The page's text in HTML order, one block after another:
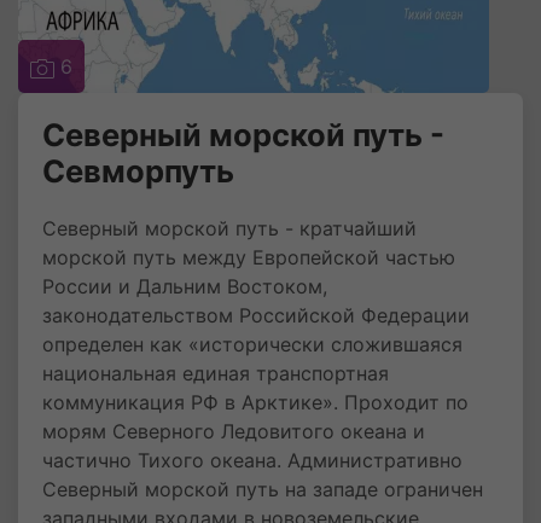
6
Северный морской путь -
Севморпуть
Северный морской путь - кратчайший
морской путь между Европейской частью
России и Дальним Востоком,
законодательством Российской Федерации
определен как «исторически сложившаяся
национальная единая транспортная
коммуникация РФ в Арктике». Проходит по
морям Северного Ледовитого океана и
частично Тихого океана. Административно
Северный морской путь на западе ограничен
западными входами в новоземельские